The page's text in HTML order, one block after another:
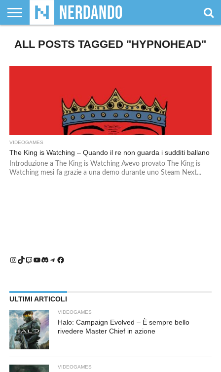
SIAMO
GIOCHI
DA
GIOCHI
DI
VIDEOGAMES
FILM
&
FUMETTI
& LIBRI
MAGIC:
THE
DUNGEONS
&
WRESTLING
NERDANDO
AWARDS
I
BOLLINI
ALL POSTS TAGGED "HYPNOHEAD"
VIDEOGAMES
The King is Watching – Quando il re non guarda i sudditi ballano
Introduzione a The King is Watching Avevo provato The King is
Watching mesi fa grazie a una demo durante uno Steam Next...
Instagram
TikTok
Twitch
YouTube
Discord
Telegram
Facebook
ULTIMI ARTICOLI
VIDEOGAMES
Halo: Campaign Evolved – È sempre bello
rivedere Master Chief in azione
VIDEOGAMES